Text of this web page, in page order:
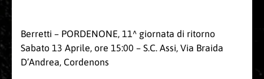
Berretti – PORDENONE, 11^ giornata di ritorno
Sabato 13 Aprile, ore 15:00 – S.C. Assi, Via Braida
D’Andrea, Cordenons